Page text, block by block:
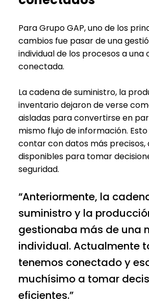
Para Grupo GAP, uno de los
cambios fue pasar de una
individual de los procesos a una
conectada.
La cadena de suministro, la
inventario dejaron de verse
aisladas para convertirse en
mismo flujo de información.
contar con datos más precisos,
disponibles para tomar
seguridad.
“Anteriormente, la
suministro y la
gestionaba más de una
individual. Actualmente
tenemos conectado y
muchísimo a tomar
eficientes.”